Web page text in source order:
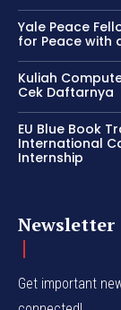
Yale Peace
for Peace with
Kuliah
Cek Daftarnya
EU Blue Book
International
Internship
Newsletter
Get important